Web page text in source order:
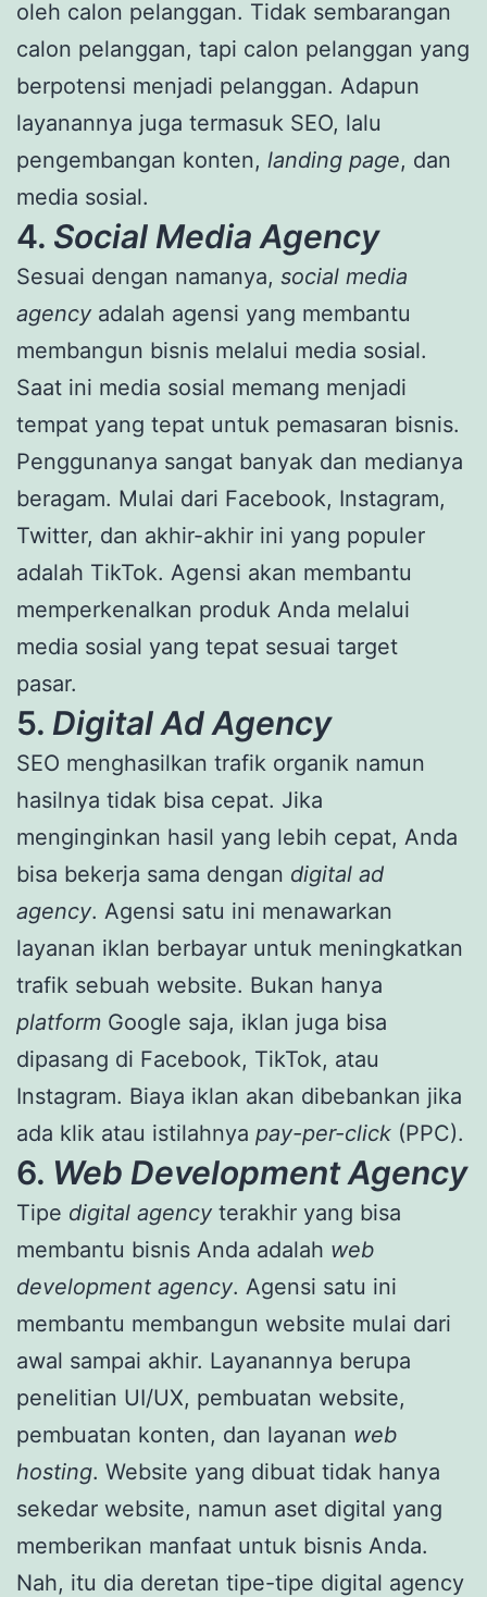
oleh calon pelanggan. Tidak sembarangan
calon pelanggan, tapi calon pelanggan yang
berpotensi menjadi pelanggan. Adapun
layanannya juga termasuk SEO, lalu
pengembangan konten, landing page, dan
media sosial.
4. Social Media Agency
Sesuai dengan namanya, social media
agency adalah agensi yang membantu
membangun bisnis melalui media sosial.
Saat ini media sosial memang menjadi
tempat yang tepat untuk pemasaran bisnis.
Penggunanya sangat banyak dan medianya
beragam. Mulai dari Facebook, Instagram,
Twitter, dan akhir-akhir ini yang populer
adalah TikTok. Agensi akan membantu
memperkenalkan produk Anda melalui
media sosial yang tepat sesuai target
pasar.
5. Digital Ad Agency
SEO menghasilkan trafik organik namun
hasilnya tidak bisa cepat. Jika
menginginkan hasil yang lebih cepat, Anda
bisa bekerja sama dengan digital ad
agency. Agensi satu ini menawarkan
layanan iklan berbayar untuk meningkatkan
trafik sebuah website. Bukan hanya
platform Google saja, iklan juga bisa
dipasang di Facebook, TikTok, atau
Instagram. Biaya iklan akan dibebankan jika
ada klik atau istilahnya pay-per-click (PPC).
6. Web Development Agency
Tipe digital agency terakhir yang bisa
membantu bisnis Anda adalah web
development agency. Agensi satu ini
membantu membangun website mulai dari
awal sampai akhir. Layanannya berupa
penelitian UI/UX, pembuatan website,
pembuatan konten, dan layanan web
hosting. Website yang dibuat tidak hanya
sekedar website, namun aset digital yang
memberikan manfaat untuk bisnis Anda.
Nah, itu dia deretan tipe-tipe digital agency